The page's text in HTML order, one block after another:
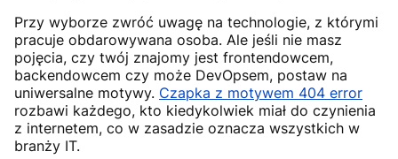
Przy wyborze zwróć uwagę na technologie, z którymi
pracuje obdarowywana osoba. Ale jeśli nie masz
pojęcia, czy twój znajomy jest frontendowcem,
backendowcem czy może DevOpsem, postaw na
uniwersalne motywy. Czapka z motywem 404 error
rozbawi każdego, kto kiedykolwiek miał do czynienia
z internetem, co w zasadzie oznacza wszystkich w
branży IT.